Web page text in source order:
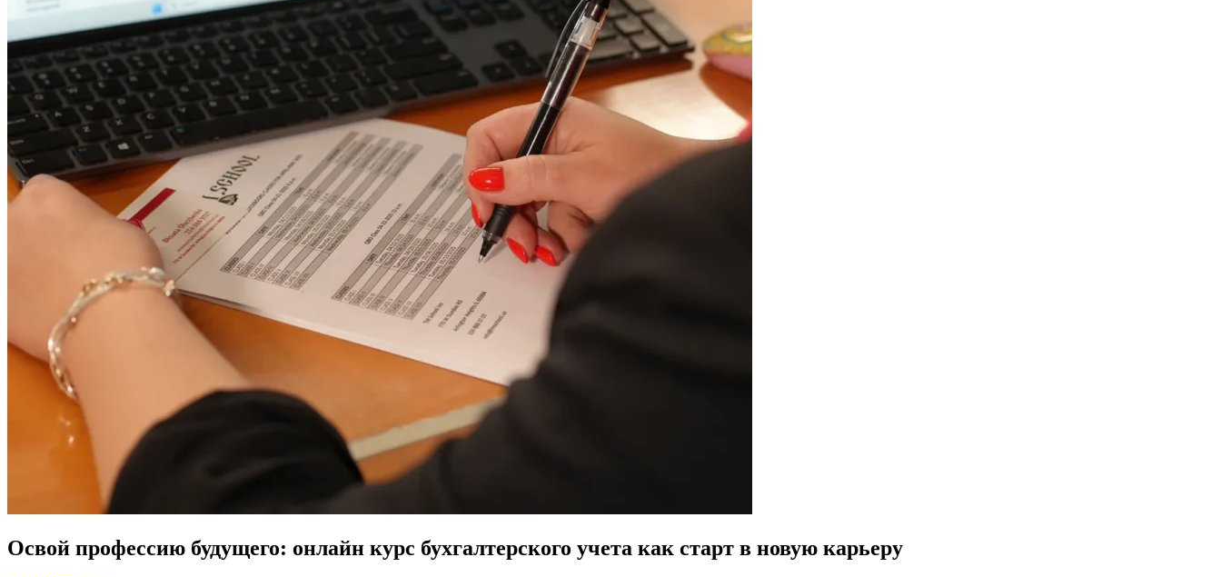
Освой профессию будущего: онлайн курс бухгалтерского учета как старт в новую карьеру